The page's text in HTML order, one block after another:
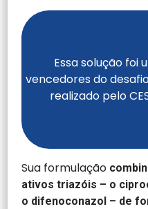
Essa solução foi
vencedores do
realizado pelo
Sua formulação
ativos triazóis – o
o difenoconazol – de